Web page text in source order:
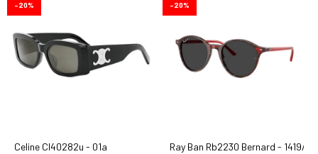
Celine Cl40282u - 01a
20
Ray Ban Rb2230 Bernard - 1419/48
20